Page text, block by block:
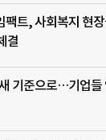
트, 사회복지 현장
결
기준으로…기업들